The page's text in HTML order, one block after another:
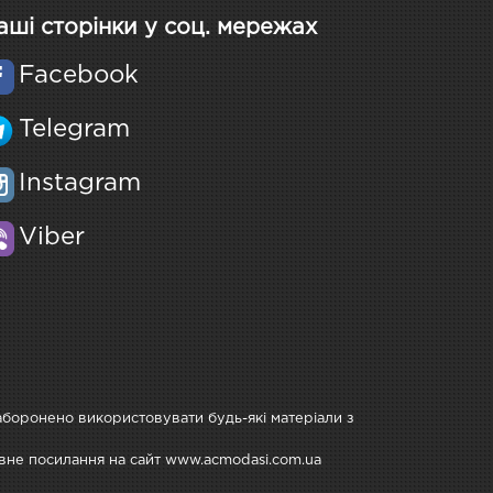
сторінки у соц. мережах
Facebook
Telegram
Instagram
Viber
використовувати будь-які матеріали з
посилання на сайт www.acmodasi.com.ua